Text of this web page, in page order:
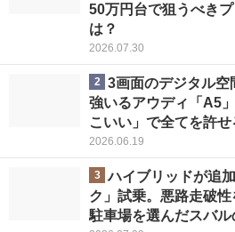
50万円台で狙うべき
は？
2026.07.30
2
3画面のデジタル空
強いるアウディ「A5
こいい」で全てを許せ
2026.06.19
3
ハイブリッドが追
ク」試乗。悪路走破
駐車場を選んだスバル